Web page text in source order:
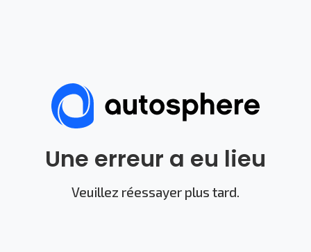
Une erreur a eu lieu
Veuillez réessayer plus tard.